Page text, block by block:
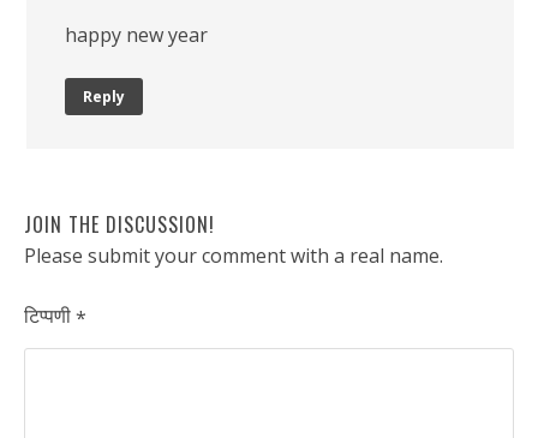
happy new year
Reply
JOIN THE DISCUSSION!
Please submit your comment with a real name.
टिप्पणी*